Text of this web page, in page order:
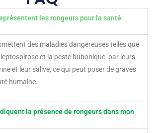
les rongeurs pour la santé
des maladies dangereuses telles que
et la peste bubonique, par leurs
et leur salive, ce qui peut poser de graves
humaine.
la présence de rongeurs dans mon